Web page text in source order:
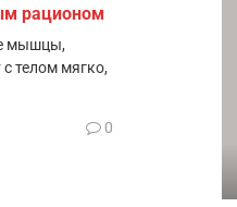
рационом
мышцы,
телом мягко,
0